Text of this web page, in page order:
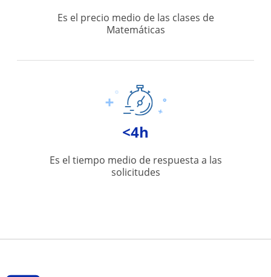
Es el precio medio de las clases de
Matemáticas
<4h
Es el tiempo medio de respuesta a las
solicitudes